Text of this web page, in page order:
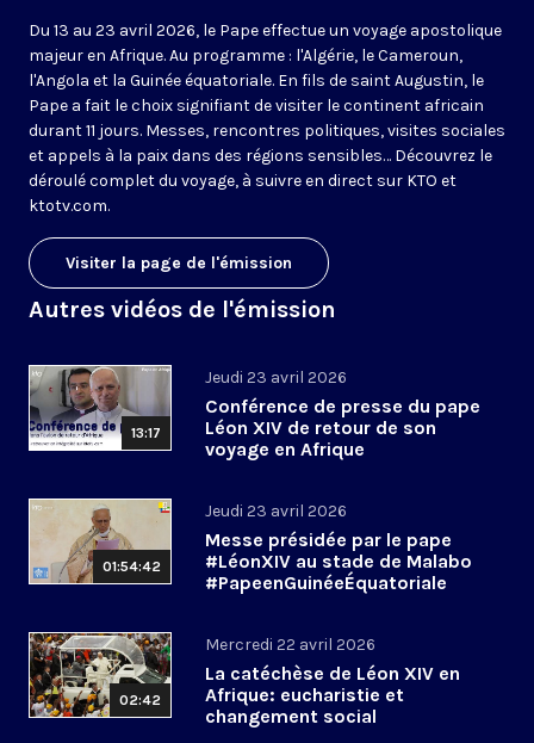
Du 13 au 23 avril 2026, le Pape effectue un voyage apostolique
majeur en Afrique. Au programme : l'Algérie, le Cameroun,
l'Angola et la Guinée équatoriale. En fils de saint Augustin, le
Pape a fait le choix signifiant de visiter le continent africain
durant 11 jours. Messes, rencontres politiques, visites sociales
et appels à la paix dans des régions sensibles… Découvrez le
déroulé complet du voyage, à suivre en direct sur KTO et
ktotv.com.
Visiter la page de l'émission
Autres vidéos de l'émission
13:17
Jeudi 23 avril 2026
Conférence de presse du pape
Léon XIV de retour de son
voyage en Afrique
01:54:42
Jeudi 23 avril 2026
Messe présidée par le pape
#LéonXIV au stade de Malabo
#PapeenGuinéeÉquatoriale
02:42
Mercredi 22 avril 2026
La catéchèse de Léon XIV en
Afrique: eucharistie et
changement social